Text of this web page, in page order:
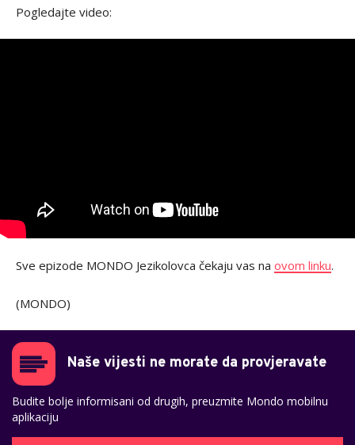
Pogledajte video:
Sve epizode MONDO Jezikolovca čekaju vas na ovom linku.
(MONDO)
Naše vijesti ne morate da provjeravate
Budite bolje informisani od drugih, preuzmite Mondo mobilnu
aplikaciju